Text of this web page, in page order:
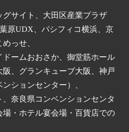
サイト、大田区産業プラザ
原UDX、パシフィコ横浜、京
っせ、
ームおおさか、御堂筋ホール
、グランキューブ大阪、神戸
ションセンター）、
奈良県コンベンションセンタ
・ホテル宴会場・百貨店での